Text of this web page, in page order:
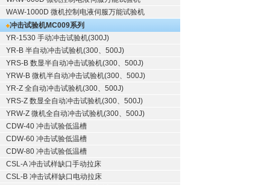
WAW-1000D 微机控制电液伺服万能试验机
冲击试验机MC009系列
YR-1530 手动冲击试验机(300J)
YR-B 半自动冲击试验机(300、500J)
YRS-B 数显半自动冲击试验机(300、500J)
YRW-B 微机半自动冲击试验机(300、500J)
YR-Z 全自动冲击试验机(300、500J)
YRS-Z 数显全自动冲击试验机(300、500J)
YRW-Z 微机全自动冲击试验机(300、500J)
CDW-40 冲击试验低温槽
CDW-60 冲击试验低温槽
CDW-80 冲击试验低温槽
CSL-A 冲击试样缺口手动拉床
CSL-B 冲击试样缺口电动拉床